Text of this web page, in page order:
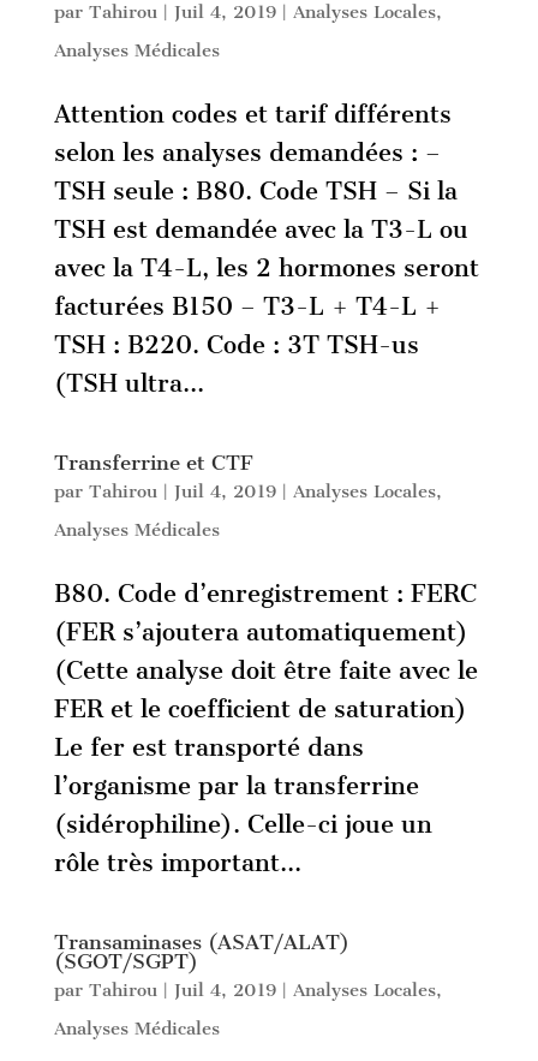
par Tahirou| Juil 4, 2019| Analyses Locales,
Analyses Médicales
Attention codes et tarif différents
selon les analyses demandées : –
TSH seule : B80. Code TSH – Si la
TSH est demandée avec la T3-L ou
avec la T4-L, les 2 hormones seront
facturées B150 – T3-L + T4-L +
TSH : B220. Code : 3T TSH-us
(TSH ultra...
Transferrine et CTF
par Tahirou| Juil 4, 2019| Analyses Locales,
Analyses Médicales
B80. Code d’enregistrement : FERC
(FER s’ajoutera automatiquement)
(Cette analyse doit être faite avec le
FER et le coefficient de saturation)
Le fer est transporté dans
l’organisme par la transferrine
(sidérophiline). Celle-ci joue un
rôle très important...
Transaminases (ASAT/ALAT)
(SGOT/SGPT)
par Tahirou| Juil 4, 2019| Analyses Locales,
Analyses Médicales